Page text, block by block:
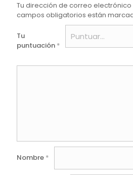
Tu dirección de correo
campos obligatorios están
Tu
puntuación *
Nombre *